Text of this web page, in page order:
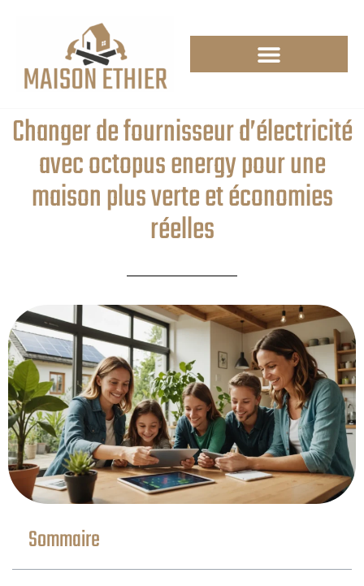
Changer de fournisseur d’électricité
avec octopus energy pour une
maison plus verte et économies
réelles
Sommaire